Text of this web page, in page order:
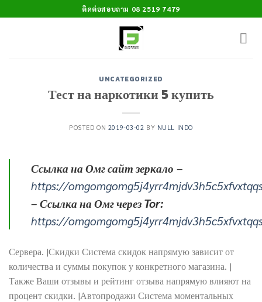
to
ติดต่อสอบถาม 08 2519 7479
UNCATEGORIZED
Тест на наркотики 5 купить
POSTED ON 2019-03-02 BY NULL INDO
Ссылка на Омг сайт зеркало –
https://
– Ссылка на Омг через Tor:
https://
Сервера. |Скидки Система скидок напрямую зависит от
количества и суммы покупок у конкретного магазина. |
Также Ваши отзывы и рейтинг отзыва напрямую влияют на
процент скидки. |Автопродажи Система моментальных